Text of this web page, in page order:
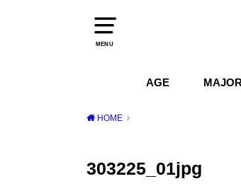
MENU
AGE
HOME
303225_01jpg